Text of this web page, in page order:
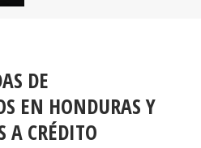
DE
EN HONDURAS Y
A CRÉDITO
Elektra se ha posicionado